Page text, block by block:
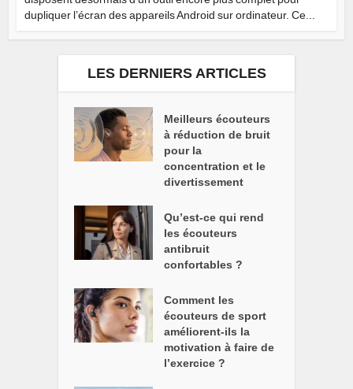
dupliquer l’écran des appareils Android sur ordinateur. Ce...
LES DERNIERS ARTICLES
Meilleurs écouteurs
à réduction de bruit
pour la
concentration et le
divertissement
Qu’est-ce qui rend
les écouteurs
antibruit
confortables ?
Comment les
écouteurs de sport
améliorent-ils la
motivation à faire de
l’exercice ?